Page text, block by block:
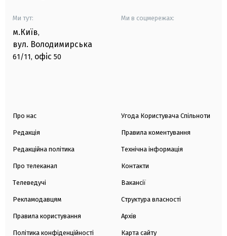
Ми тут:
м.Київ,
вул. Володимирська
61/11, офіс 50
Ми в соцмережах:
Про нас
Редакція
Редакційна політика
Про телеканал
Телеведучі
Рекламодавцям
Правила користування
Політика конфіденційності
Угода Користувача Спільноти
Правила коментування
Технічна інформація
Контакти
Вакансії
Структура власності
Архів
Карта сайту